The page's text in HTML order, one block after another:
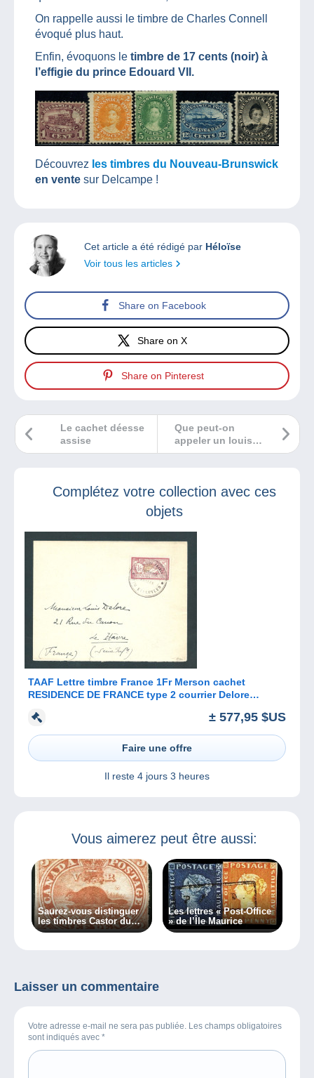
On rappelle aussi le timbre de Charles Connell
évoqué plus haut.
Enfin, évoquons le timbre de 17 cents (noir) à
l’effigie du prince Edouard VII.
Découvrez les timbres du Nouveau-Brunswick
en vente sur Delcampe !
Cet article a été rédigé par Héloïse
Voir tous les articles
Share on Facebook
Share on X
Share on Pinterest
Que peut-on
appeler un louis
d’or ?
Le cachet déesse
assise
Complétez votre collection avec ces
objets
TAAF Lettre timbre France 1Fr Merson cachet
RESIDENCE DE FRANCE type 2 courrier Delore
± 577,95 $US
Faire une offre
Il reste 4 jours 3 heures
Vous aimerez peut être aussi:
Saurez-vous distinguer
les timbres Castor du
Canada ?
Les lettres « Post-Office
» de l’Île Maurice
Laisser un commentaire
Votre adresse e-mail ne sera pas publiée. Les champs obligatoires
sont indiqués avec *